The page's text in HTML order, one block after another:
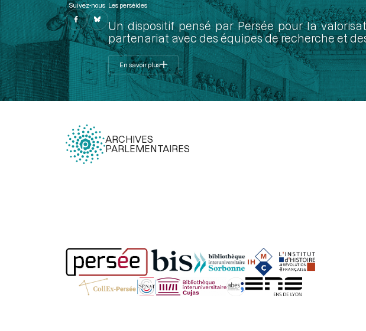
Suivez-nous Les perséides
Un dispositif pensé par Persée pour la
partenariat avec des équipes de recherche et
En savoir plus
ARCHIVES
PARLEMENTAIRES